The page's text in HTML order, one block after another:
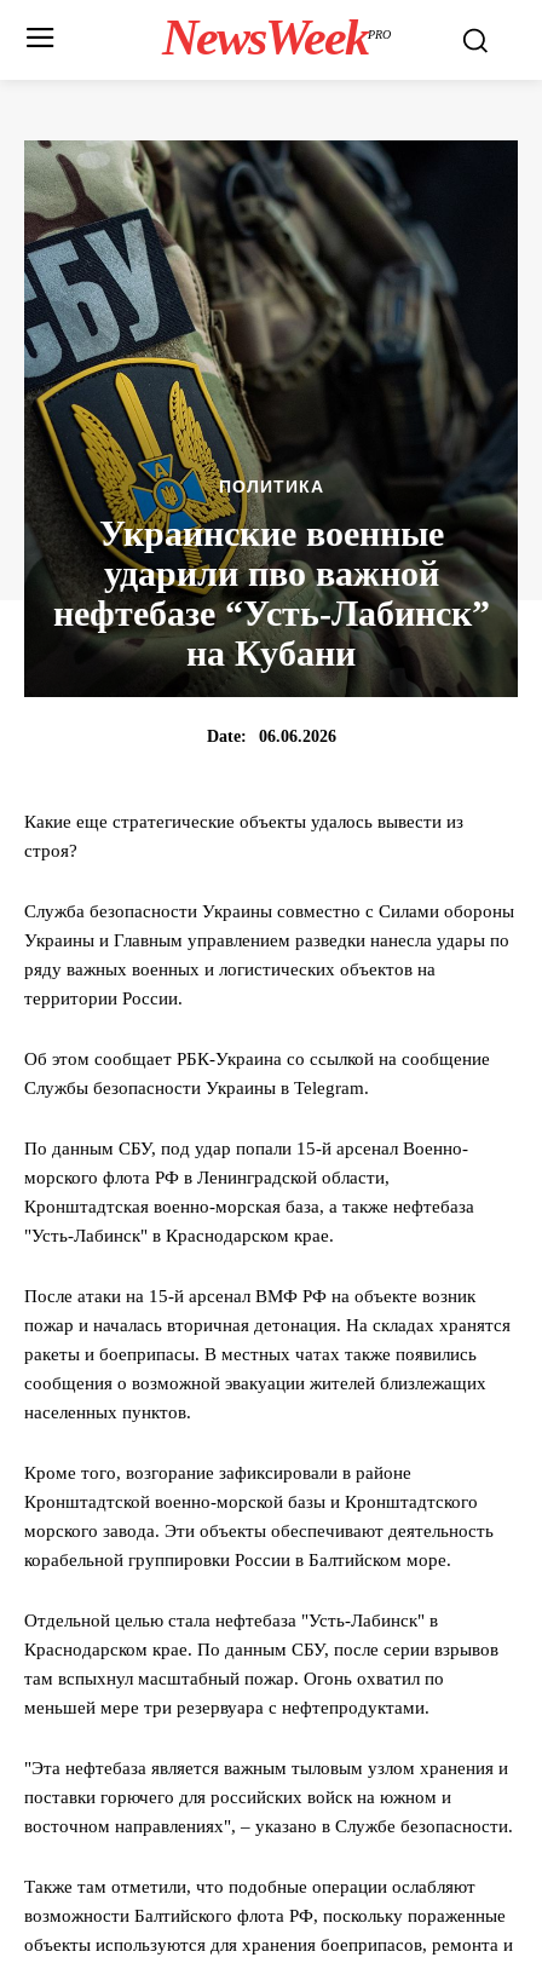
NewsWeekPRO
ПОЛИТИКА
Украинские военные
ударили пво важной
нефтебазе “Усть-Лабинск”
на Кубани
Date: 06.06.2026
Какие еще стратегические объекты удалось вывести из
строя?
Служба безопасности Украины совместно с Силами обороны
Украины и Главным управлением разведки нанесла удары по
ряду важных военных и логистических объектов на
территории России.
Об этом сообщает РБК-Украина со ссылкой на сообщение
Службы безопасности Украины в Telegram.
По данным СБУ, под удар попали 15-й арсенал Военно-
морского флота РФ в Ленинградской области,
Кронштадтская военно-морская база, а также нефтебаза
"Усть-Лабинск" в Краснодарском крае.
После атаки на 15-й арсенал ВМФ РФ на объекте возник
пожар и началась вторичная детонация. На складах хранятся
ракеты и боеприпасы. В местных чатах также появились
сообщения о возможной эвакуации жителей близлежащих
населенных пунктов.
Кроме того, возгорание зафиксировали в районе
Кронштадтской военно-морской базы и Кронштадтского
морского завода. Эти объекты обеспечивают деятельность
корабельной группировки России в Балтийском море.
Отдельной целью стала нефтебаза "Усть-Лабинск" в
Краснодарском крае. По данным СБУ, после серии взрывов
там вспыхнул масштабный пожар. Огонь охватил по
меньшей мере три резервуара с нефтепродуктами.
"Эта нефтебаза является важным тыловым узлом хранения и
поставки горючего для российских войск на южном и
восточном направлениях", – указано в Службе безопасности.
Также там отметили, что подобные операции ослабляют
возможности Балтийского флота РФ, поскольку пораженные
объекты используются для хранения боеприпасов, ремонта и